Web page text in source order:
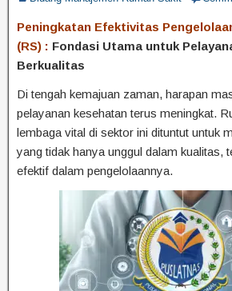
Peningkatan Efektivitas
(RS) : Fondasi Utama untuk
Berkualitas
Di tengah kemajuan zaman, harapan
pelayanan kesehatan terus meningkat.
lembaga vital di sektor ini dituntut untuk
yang tidak hanya unggul dalam kualitas,
efektif dalam pengelolaannya.